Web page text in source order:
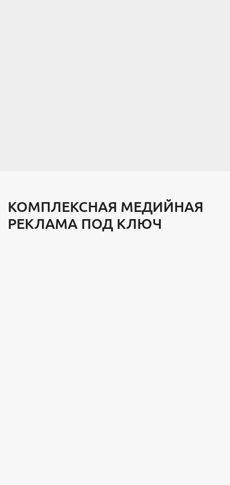
КОМПЛЕКСНАЯ МЕДИЙНАЯ
РЕКЛАМА ПОД КЛЮЧ